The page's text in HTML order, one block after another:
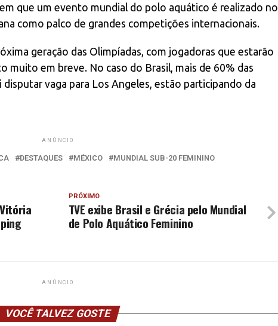
que um evento mundial do polo aquático é realizado no
como palco de grandes competições internacionais.
geração das Olimpíadas, com jogadoras que estarão
muito em breve. No caso do Brasil, mais de 60% das
vaga para Los Angeles, estão participando da
ANÚNCIO
DESTAQUES MÉXICO
MUNDIAL SUB-20 FEMININO
PRÓXIMO
TVE exibe Brasil e Grécia pelo Mundial
de Polo Aquático Feminino
ANÚNCIO
VOCÊ TALVEZ GOSTE